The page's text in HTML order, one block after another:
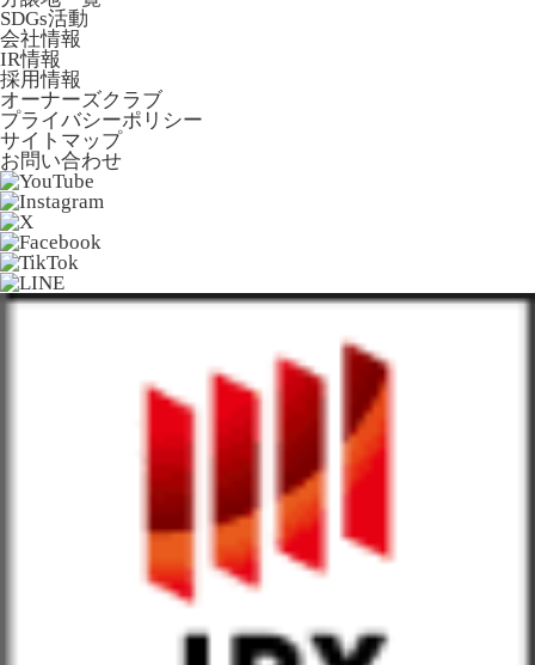
SDGs活動
会社情報
IR情報
採用情報
オーナーズクラブ
プライバシーポリシー
サイトマップ
お問い合わせ